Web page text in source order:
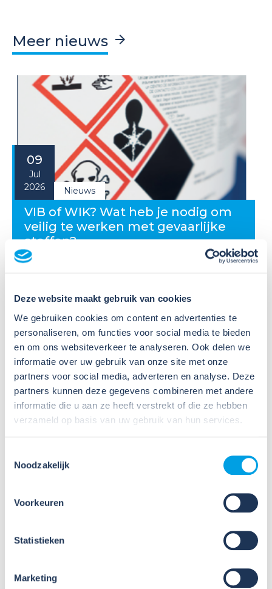
Deze website maakt gebruik van cookies
We gebruiken cookies om content en advertenties te
personaliseren, om functies voor social media te bieden
en om ons websiteverkeer te analyseren. Ook delen we
informatie over uw gebruik van onze site met onze
partners voor social media, adverteren en analyse. Deze
partners kunnen deze gegevens combineren met andere
informatie die u aan ze heeft verstrekt of die ze hebben
verzameld op basis van uw gebruik van hun services.
Noodzakelijk
Voorkeuren
Statistieken
Marketing
Meer nieuws
09
Jul
2026
Nieuws
VIB of WIK? Wat heb je nodig om
veilig te werken met gevaarlijke
stoffen?
Veel organisaties hebben
beschikbaar voor de gevaarlijke stoffen waarmee zij
werken. Dat is een belangrijke eerste stap, maar
daarmee voldoe je nog niet aan de verplichtingen
u...
Lees verder
2026
Weet jij welke taken een
preventiemedewerker wettelijk